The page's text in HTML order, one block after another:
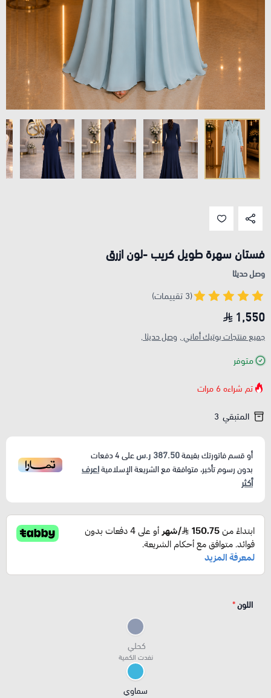
فستان سهرة طويل كريب -لون ازرق
وصل حديثا
(3 تقييمات)
1,550
جميع منتجات بوتيك أماني , وصل حديثا ,
متوفر
تم شراءه6 مرات
المتبقي 3
أو قسم فاتورتك بقيمة387.50 ر.س على4دفعات
بدون رسوم تأخير، متوافقة مع الشريعة الإسلاميةاعرف
أكثر
اللون*
كحلي
نفدت الكمية
سماوي